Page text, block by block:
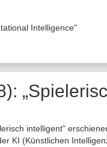
Intelligence"
intelligent"
KI (Künstlichen